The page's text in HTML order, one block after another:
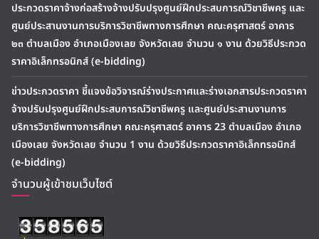
ประกวดราคาจ้างก่อสร้างจ้างปรับปรุงศูนย์ฝึกประสบการณ์วิชาชีพครู และ
ศูนย์ประสานงานการบริการวิชาชีพทางการศึกษา คณะครุศาสตร์ อาคาร
๒๓ ตำบลเมือง อำเภอเมืองเลย จังหวัดเลย จำนวน ๑ งาน ด้วยวิธีประกวด
ราคาอิเล็กทรอนิกส์ (e-bidding)
ข่าวประกวดราคา ชี้แจงข้อวิจารณ์ร่างประกาศและร่างเอกสารประกวดราคา
จ้างปรับปรุงศูนย์ฝึกประสบการณ์วิชาชีพครู และศูนย์ประสานงานการ
บริการวิชาชีพทางการศึกษา คณะครุศาสตร์ อาคาร 23 ตำบลเมือง อำเภอ
เมืองเลย จังหวัดเลย จำนวน 1 งาน ด้วยวิธีประกวดราคาอิเล็กทรอนิกส์
(e-bidding)
จำนวนผู้เข้าชมเว็บไซต์